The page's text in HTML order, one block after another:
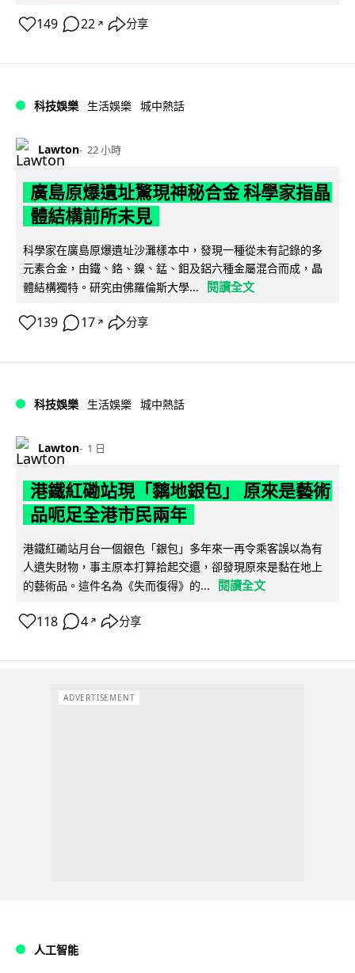
149 22 ↗ 分享
科技娛樂 生活娛樂 城中熱話
Lawton 22 小時
廣島原爆遺址驚現神秘合金 科學家指晶
體結構前所未見
科學家在廣島原爆遺址沙灘樣本中，發現一種從未有記錄的多
元素合金，由鐵、鉻、鎳、錳、鉬及鋁六種金屬混合而成，晶
體結構獨特。研究由佛羅倫斯大學...
閱讀全文
139 17 ↗ 分享
科技娛樂 生活娛樂 城中熱話
Lawton 1 日
港鐵紅磡站現「黐地銀包」 原來是藝術
品呃足全港市民兩年
港鐵紅磡站月台一個銀色「銀包」多年來一再令乘客誤以為有
人遺失財物，事主原本打算拾起交還，卻發現原來是黏在地上
的藝術品。這件名為《失而復得》的...
閱讀全文
118 4 ↗ 分享
ADVERTISEMENT
人工智能